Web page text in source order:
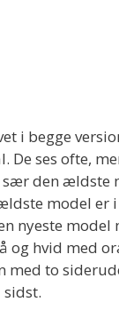
i begge
De ses ofte,
den ældste
model er
nyeste model
og hvid med
med to